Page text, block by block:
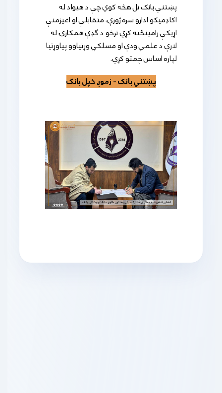
پښتني بانک تل هڅه کوي چې د هیواد له
اکاډمیکو ادارو سره ژورې، متقابلې او اغیزمنې
اړیکې رامینځته کړي ترڅو د ګډې همکارۍ له
لارې د علمي ودې او مسلکي وړتیاوو پیاوړتیا
لپاره اساس چمتو کړي.
پښتني بانک - زموږ خپل بانک